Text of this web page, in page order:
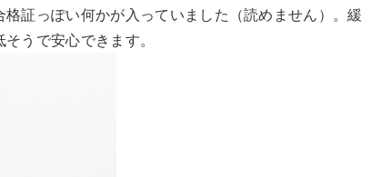
証っぽい何かが入っていました（読めません）。緩
うで安心できます。